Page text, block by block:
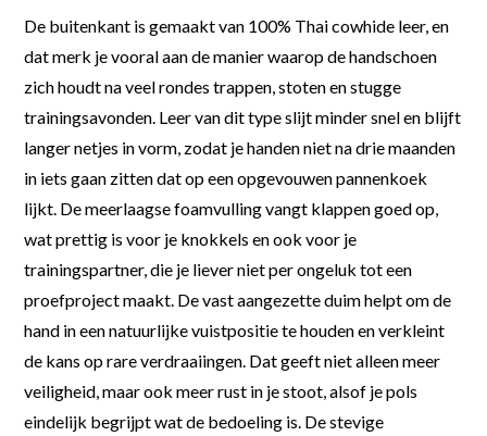
De buitenkant is gemaakt van 100% Thai cowhide leer, en
dat merk je vooral aan de manier waarop de handschoen
zich houdt na veel rondes trappen, stoten en stugge
trainingsavonden. Leer van dit type slijt minder snel en blijft
langer netjes in vorm, zodat je handen niet na drie maanden
in iets gaan zitten dat op een opgevouwen pannenkoek
lijkt. De meerlaagse foamvulling vangt klappen goed op,
wat prettig is voor je knokkels en ook voor je
trainingspartner, die je liever niet per ongeluk tot een
proefproject maakt. De vast aangezette duim helpt om de
hand in een natuurlijke vuistpositie te houden en verkleint
de kans op rare verdraaiingen. Dat geeft niet alleen meer
veiligheid, maar ook meer rust in je stoot, alsof je pols
eindelijk begrijpt wat de bedoeling is. De stevige